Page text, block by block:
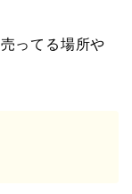
ってる場所や